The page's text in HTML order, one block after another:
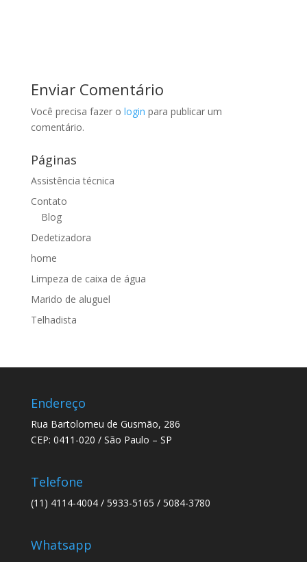
Enviar Comentário
Você precisa fazer o login para publicar um
comentário.
Páginas
Assistência técnica
Contato
Blog
Dedetizadora
home
Limpeza de caixa de água
Marido de aluguel
Telhadista
Endereço
Rua Bartolomeu de Gusmão, 286
CEP: 0411-020 / São Paulo – SP
Telefone
(11) 4114-4004 / 5933-5165 / 5084-3780
Whatsapp